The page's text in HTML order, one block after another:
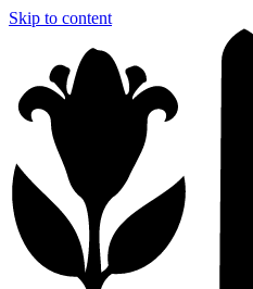
Skip to content